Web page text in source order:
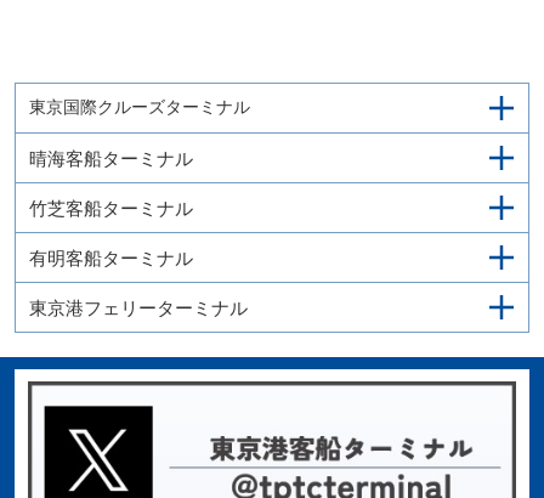
東京国際クルーズターミナル
晴海客船ターミナル
竹芝客船ターミナル
有明客船ターミナル
東京港フェリーターミナル